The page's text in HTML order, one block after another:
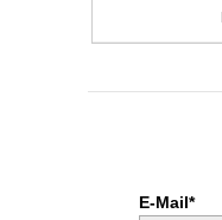
E-Mail*